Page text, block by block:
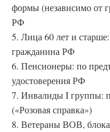
формы (независимо от
РФ
5. Лица 60 лет и
гражданина РФ
6. Пенсионеры: по
удостоверения РФ
7. Инвалиды I группы:
(«Розовая справка»)
8. Ветераны ВОВ,